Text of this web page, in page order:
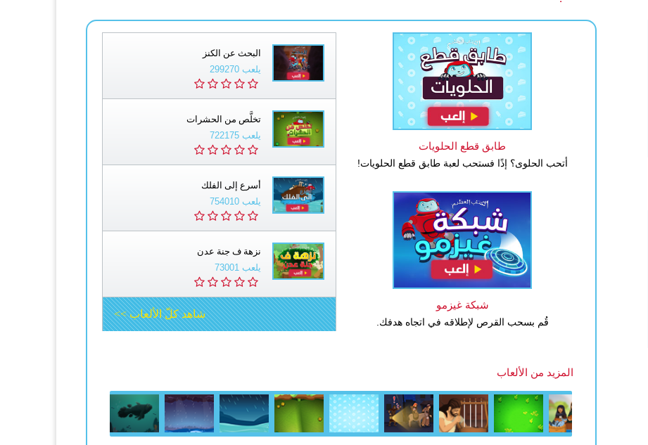
طابق قطع الحلويات
أتحب الحلوى؟ إذًا فستحب لعبة طابق قطع الحلويات!
شبكة غيزمو
قُم بسحب القرص لإطلاقه في اتجاه هدفك.
البحث عن الكنز
يلعب 299270
تخلَّص من الحشرات
يلعب 722175
أسرع إلى الفلك
يلعب 754010
نزهة ف جنة عدن
يلعب 73001
شاهد كلّ الألعاب >>
المزيد من الألعاب